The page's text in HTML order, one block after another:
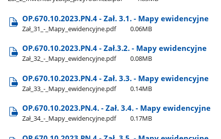
OP.670.10.2023.PN.4 - Zał. 3.1. - Mapy ewidencyjne
Zał​_31​_-​_Mapy​_ewidencyjne.pdf 0.06MB
OP.670.10.2023.PN.4 - Zał.3.2. - Mapy ewidencyjne
Zał​_32​_-​_Mapy​_ewidencyjne.pdf 0.08MB
OP.670.10.2023.PN.4 - Zał. 3.3. - Mapy ewidencyjne
Zał​_33​_-​_Mapy​_ewidencyjne.pdf 0.14MB
OP.670.10.2023.PN.4. - Zał. 3.4. - Mapy ewidencyjne
Zał​_34​_-​_Mapy​_ewidencyjne.pdf 0.17MB